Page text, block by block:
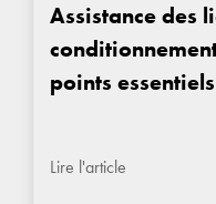
Assistance des
points
Lire l'article